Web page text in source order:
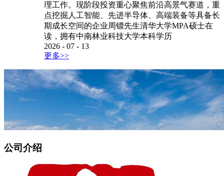
理工作。现阶段投资重心聚焦前沿高景气赛道，重
点挖掘人工智能、先进半导体、高端装备等具备长
期成长空间的企业周镖先生清华大学MPA硕士在
读，拥有中南林业科技大学本科学历
2026 - 07 - 13
更多>>
公司介绍